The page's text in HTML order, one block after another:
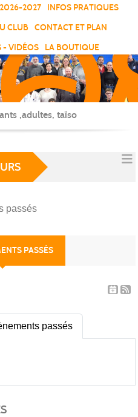
2027
INFOS PRATIQUES
CLUB
CONTACT ET PLAN
- VIDÉOS
LA BOUTIQUE
,adultes, taïso
passés
PASSÉS
passés